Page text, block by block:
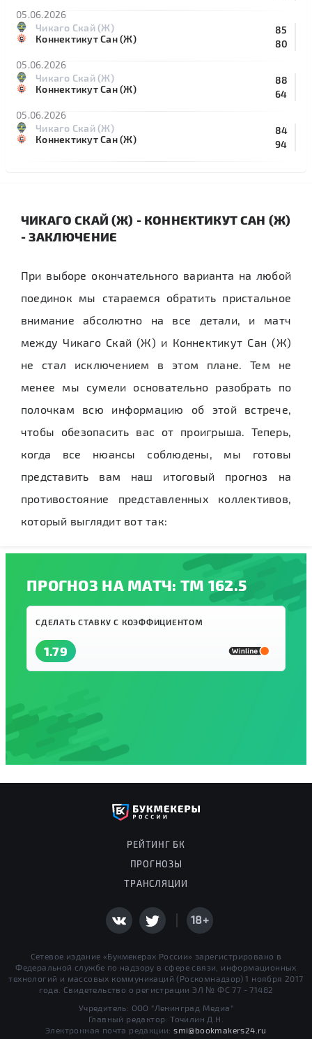
05.06.2026
Чикаго Скай (Ж)
85
80
Коннектикут Сан (Ж)
05.06.2026
Чикаго Скай (Ж)
88
64
Коннектикут Сан (Ж)
05.06.2026
Чикаго Скай (Ж)
84
94
Коннектикут Сан (Ж)
ЧИКАГО СКАЙ (Ж) - КОННЕКТИКУТ САН (Ж)
- ЗАКЛЮЧЕНИЕ
При выборе окончательного варианта на любой
поединок мы стараемся обратить пристальное
внимание абсолютно на все детали, и матч
между Чикаго Скай (Ж) и Коннектикут Сан (Ж)
не стал исключением в этом плане. Тем не
менее мы сумели основательно разобрать по
полочкам всю информацию об этой встрече,
чтобы обезопасить вас от проигрыша. Теперь,
когда все нюансы соблюдены, мы готовы
представить вам наш итоговый прогноз на
противостояние представленных коллективов,
который выглядит вот так:
ПРОГНОЗ НА МАТЧ: ТМ 162.5
СДЕЛАТЬ СТАВКУ С КОЭФФИЦИЕНТОМ
1.79
РЕЙТИНГ БК
ПРОГНОЗЫ
ТРАНСЛЯЦИИ
18+
Сетевое издание «Букмекерах России» зарегистрировано в
Федеральной службе по надзору в сфере связи, информационных
технологий и массовых коммуникаций (Роскомнадзор) 1 ноября 2017
года. Свидетельство о регистрации ЭЛ № ФС 77 - 71482
Учредитель: ООО "Ленинград Медиа"
Главный редактор: Точилин Д.Н.
Электронная почта редакции:smi@bookmakers24.ru